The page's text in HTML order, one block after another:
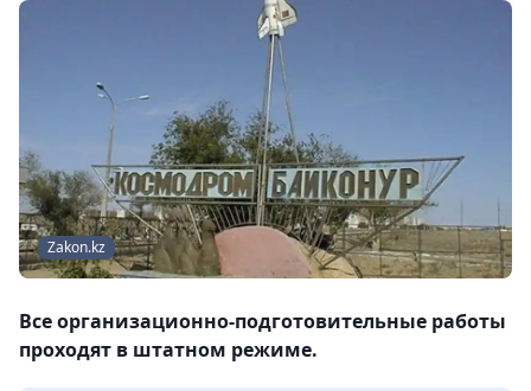
Zakon.kz
Все организационно-подготовительные работы
проходят в штатном режиме.